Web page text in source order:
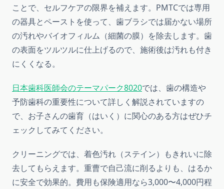
ことで、セルフケアの限界を補えます。PMTCでは専用
の器具とペーストを使って、歯ブラシでは届かない場所
の汚れやバイオフィルム（細菌の膜）を除去します。歯
の表面をツルツルに仕上げるので、施術後は汚れも付き
にくくなる。
日本歯科医師会のテーマパーク8020では、歯の構造や
予防歯科の重要性について詳しく解説されていますの
で、お子さんの歯育（はいく）に関心のある方はぜひチ
ェックしてみてください。
クリーニングでは、着色汚れ（ステイン）もきれいに除
去してもらえます。重曹で自己流に削るよりも、はるか
に安全で効果的。費用も保険適用なら3,000〜4,000円程